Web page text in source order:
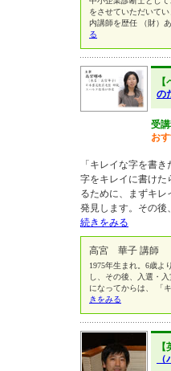
をさせていただいて
内講師を歴任 （財）
る
の
受講
お
「キレイな字を書
字をキレイに書けた
るために、まずキレ
発見します。その後
続きをみる
高宮 華子 講師
1975年生まれ。6歳よ
し、その後、入選・
になってからは、 「
きをみる